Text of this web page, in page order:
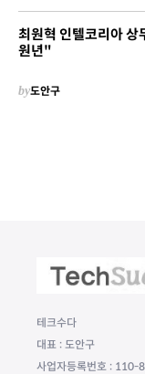
최원혁 인텔코리아
원년"
by도안구
테크수다
대표 : 도안구
사업자등록번호 :